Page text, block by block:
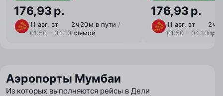
176,93 р.
11 авг, вт
01:50 – 04:10
2 ⁠ч 20 ⁠м в пути /
прямой
176,93 р.
11 авг, вт
01:50 – 04:10
2 ⁠ч
Аэропорты Мумбаи
Из которых выполняются рейсы в Дели